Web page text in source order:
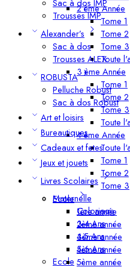
Trousses IMP
Alexander’s
Sac à dos
Trousses ALEX
ROBUSTA
Pelluche Robust
Sac à dos Robust
Art et loisirs
Bureautiques
Cadeaux et fetes
Jeux et jouets
Livres Scolaires
Ecole
1ère année
2ème année
3ème année
4ème année
5ème année
2 ème Année
Tome 1
Tome 2
Tome 3
Toute
3 ème Année
Tome 1
Tome 2
Tome 3
Toute
4 ème Année
Toute
Tome 1
Tome 2
Tome 3
Maternelle
Coloriage
3-4 Ans
4-5 Ans
5-6 Ans
Ecole